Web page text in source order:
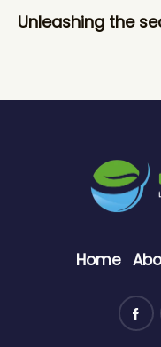
Unleashing the
Home